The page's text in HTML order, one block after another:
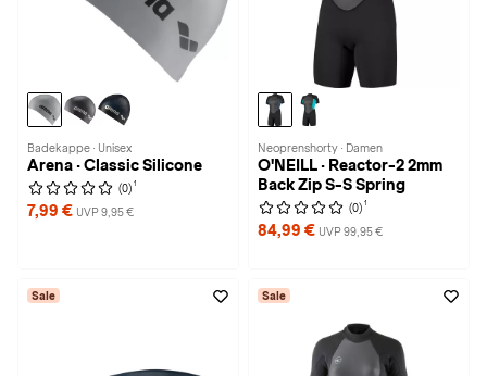
Badekappe · Unisex
Arena · Classic Silicone
(0) 1
7,99 € UVP 9,95 €
Neoprenshorty · Damen
O'NEILL · Reactor-2 2mm
Back Zip S-S Spring
(0) 1
84,99 € UVP 99,95 €
Sale Sale